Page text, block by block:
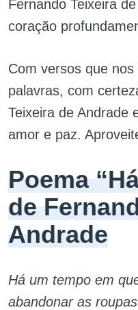
Fernando Teixeira
coração
Com versos que
palavras, com
Teixeira de Andrade
amor e paz.
Poema
de
Andrade
Há um tempo em
abandonar as